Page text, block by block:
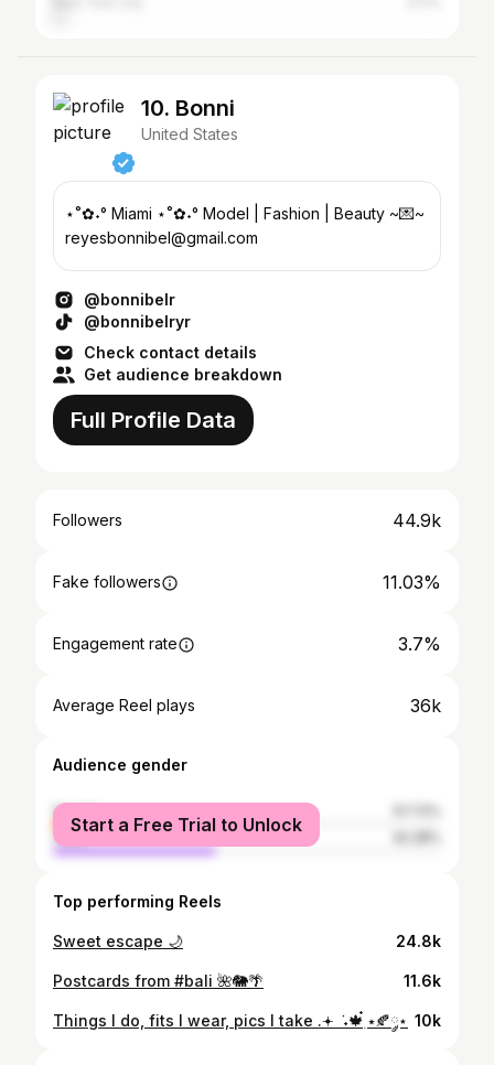
10. Bonni
United States
⋆˚✿˖° Miami ⋆˚✿˖° Model | Fashion | Beauty ~💌~
reyesbonnibel@gmail.com
@bonnibelr
@bonnibelryr
Check contact details
Get audience breakdown
Full Profile Data
Followers 44.9k
Fake followers 11.03%
Engagement rate 3.7%
Average Reel plays 36k
Audience gender
female
male
Start a Free Trial to Unlock
Top performing Reels
Sweet escape 🌙 24.8k
Postcards from #bali 🌺🐘🌴 11.6k
Things I do, fits I wear, pics I take .𖥔 ݁ ˖🍁๋࣭ ⭑🍂༘⋆ 10k